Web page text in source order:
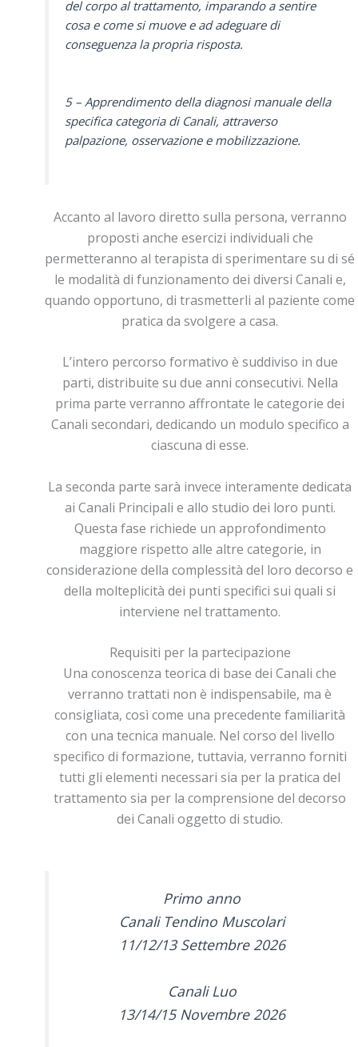
del corpo al trattamento, imparando a sentire
cosa e come si muove e ad adeguare di
conseguenza la propria risposta.
5 – Apprendimento della diagnosi manuale della
specifica categoria di Canali, attraverso
palpazione, osservazione e mobilizzazione.
Accanto al lavoro diretto sulla persona, verranno
proposti anche esercizi individuali che
permetteranno al terapista di sperimentare su di sé
le modalità di funzionamento dei diversi Canali e,
quando opportuno, di trasmetterli al paziente come
pratica da svolgere a casa.
L’intero percorso formativo è suddiviso in due
parti, distribuite su due anni consecutivi. Nella
prima parte verranno affrontate le categorie dei
Canali secondari, dedicando un modulo specifico a
ciascuna di esse.
La seconda parte sarà invece interamente dedicata
ai Canali Principali e allo studio dei loro punti.
Questa fase richiede un approfondimento
maggiore rispetto alle altre categorie, in
considerazione della complessità del loro decorso e
della molteplicità dei punti specifici sui quali si
interviene nel trattamento.
Requisiti per la partecipazione
Una conoscenza teorica di base dei Canali che
verranno trattati non è indispensabile, ma è
consigliata, così come una precedente familiarità
con una tecnica manuale. Nel corso del livello
specifico di formazione, tuttavia, verranno forniti
tutti gli elementi necessari sia per la pratica del
trattamento sia per la comprensione del decorso
dei Canali oggetto di studio.
Primo anno
Canali Tendino Muscolari
11/12/13 Settembre 2026
Canali Luo
13/14/15 Novembre 2026